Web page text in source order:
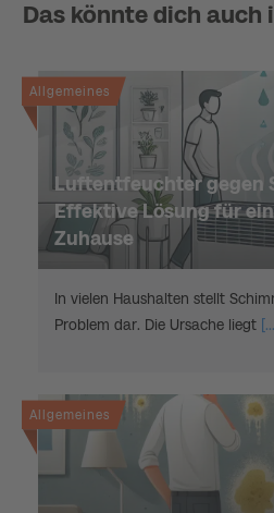
Das könnte dich auch
Allgemeines
Luftentfeuchter gegen
Effektive Lösung für
Zuhause
In vielen Haushalten stellt
Problem dar. Die Ursache liegt
Allgemeines